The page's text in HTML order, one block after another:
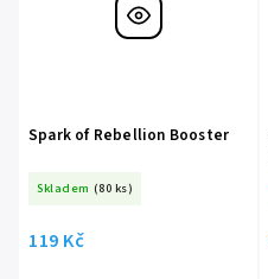
Spark of Rebellion Booster
Skladem (80 ks)
119 Kč